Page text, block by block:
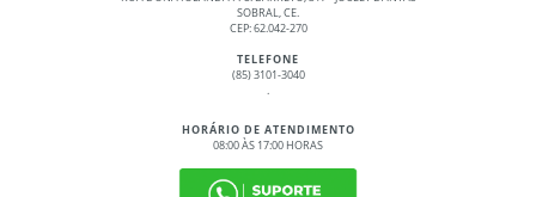
SOBRAL, CE.
CEP: 62.042-270
TELEFONE
(85) 3101-3040
.
HORÁRIO DE ATENDIMENTO
08:00 ÀS 17:00 HORAS